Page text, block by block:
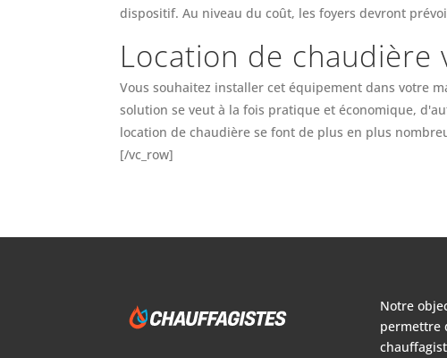
dispositif. Au niveau du coût, les foyers devront
Location de
Vous souhaitez installer cet équipement dans votre
solution se veut à la fois pratique et économique,
location de chaudière se font de plus en plus
[/vc_row]
Notre
permettre